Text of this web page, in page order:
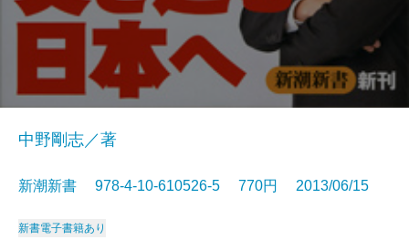
中野剛志／著
新潮新書 978-4-10-610526-5 770円 2013/06/15
新書電子書籍あり